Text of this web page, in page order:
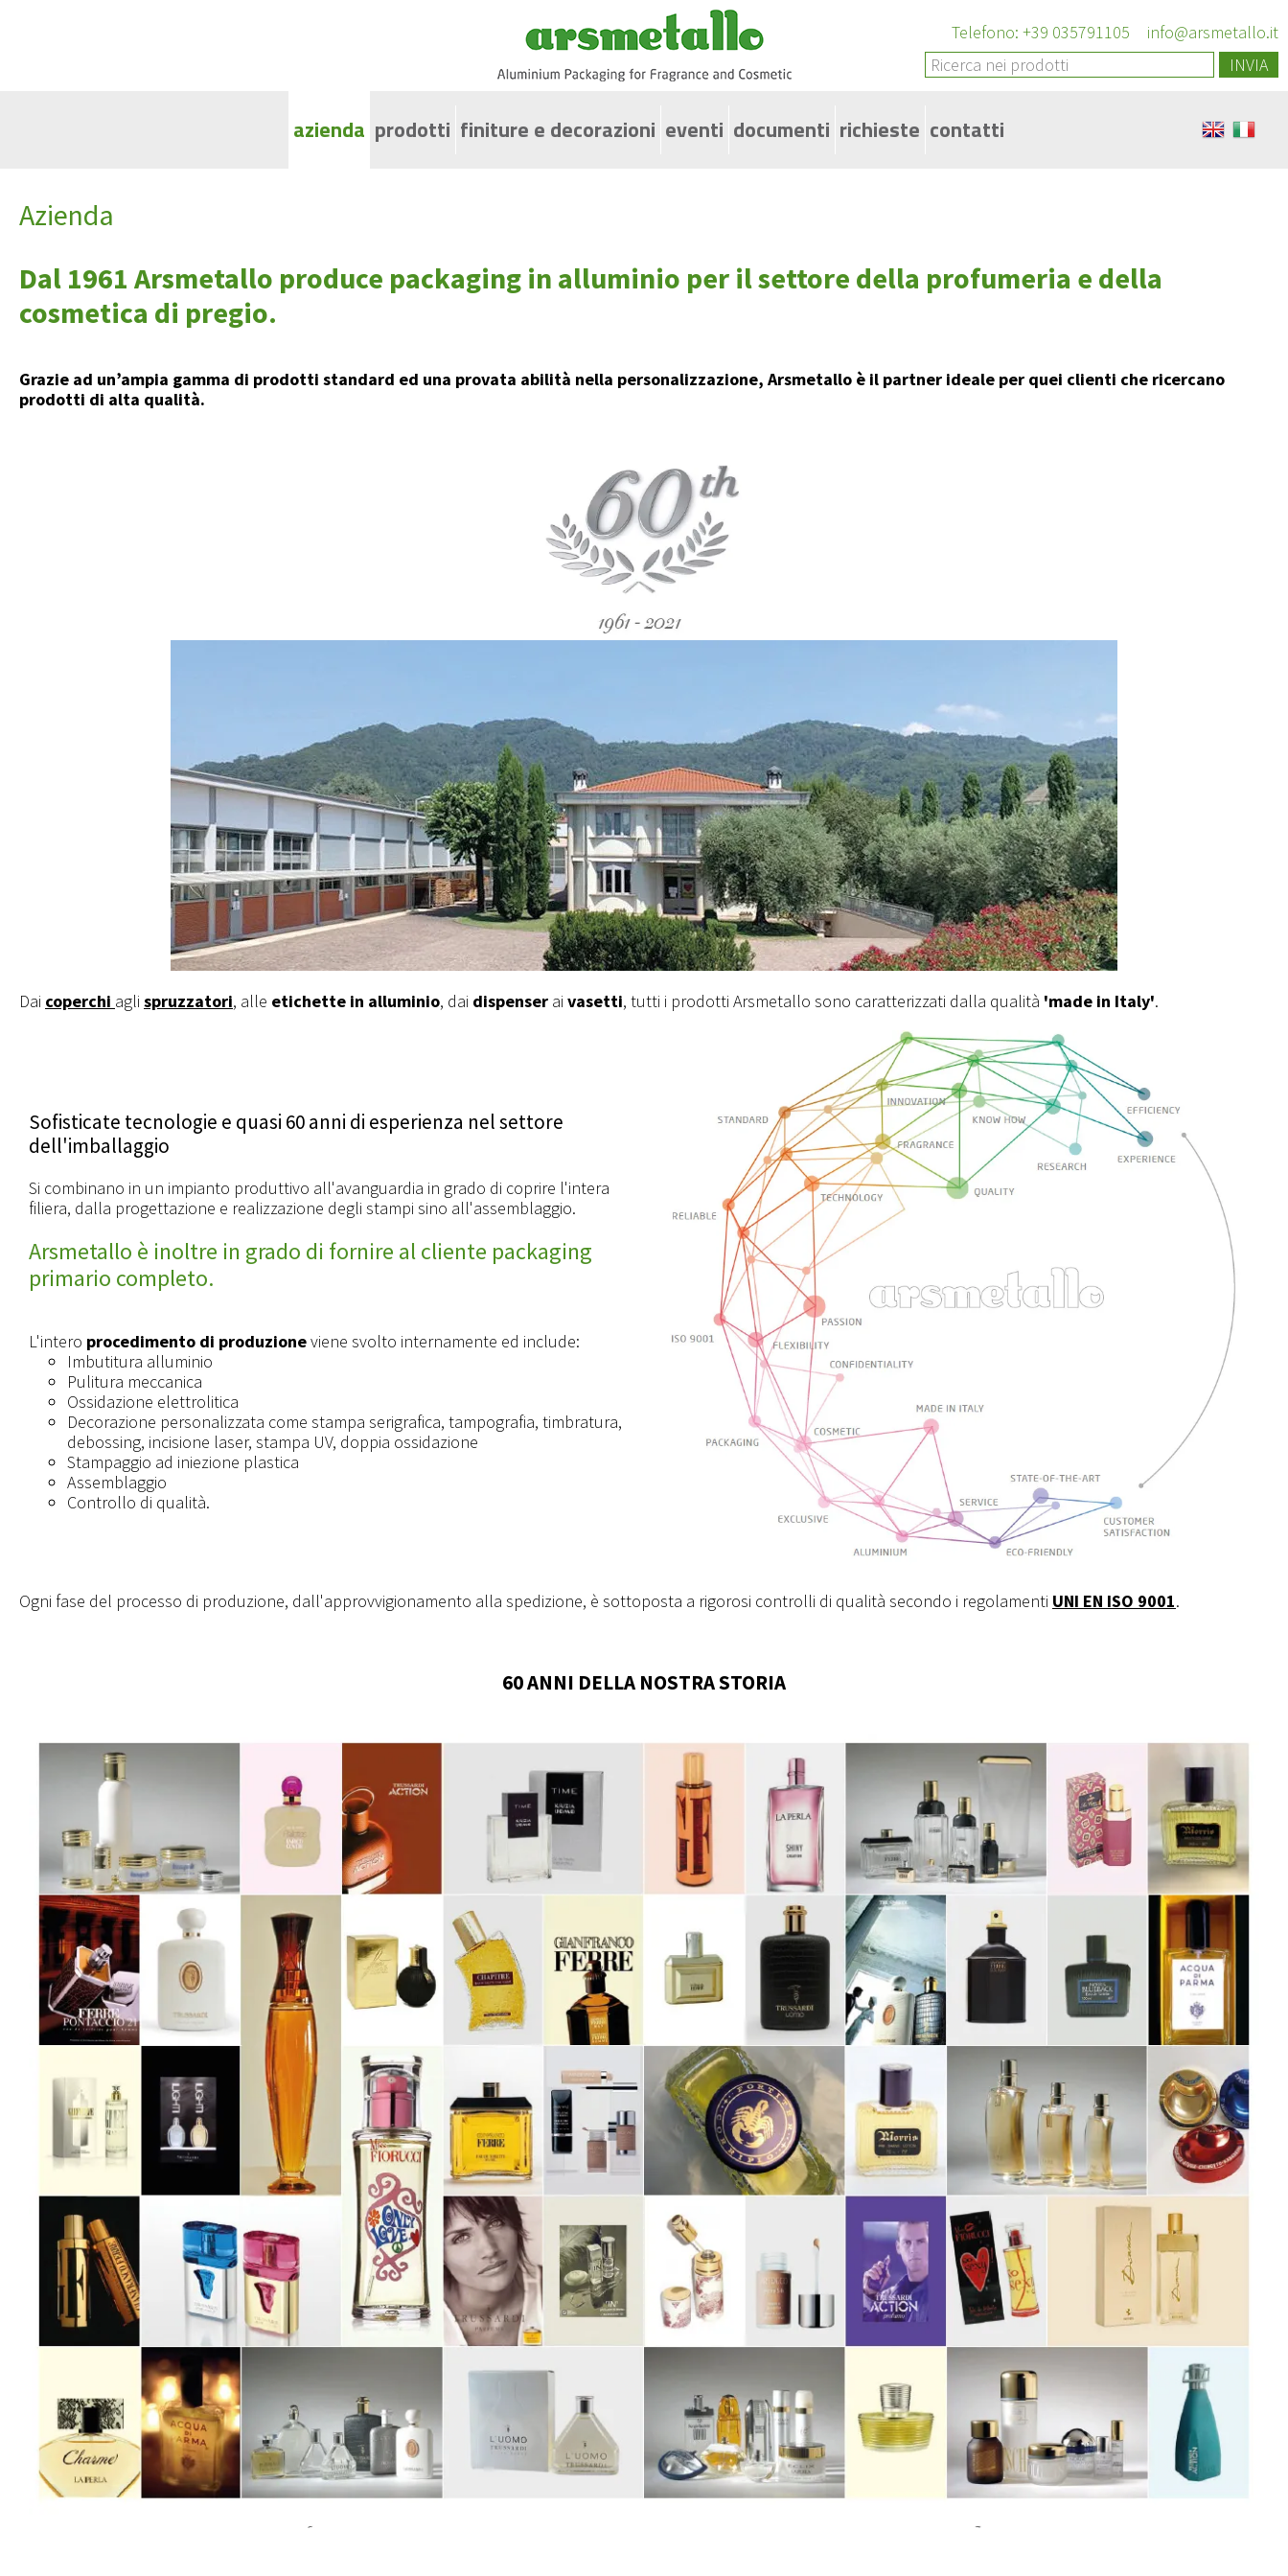
Telefono: +39 035791105
info@arsmetallo.it
INVIA
azienda prodotti
Vasetti in alluminio
Spruzzatori e vapo sac
Capsule in alluminio con spatola
Targhette in alluminio
finiture e decorazioni eventi documenti richieste contatti
Azienda
Dal 1961 Arsmetallo produce packaging in alluminio per il settore della profumeria e della
cosmetica di pregio.
Grazie ad un’ampia gamma di prodotti standard ed una provata abilità nella personalizzazione, Arsmetallo è il partner ideale per quei clienti che ricercano
prodotti di alta qualità.
Dai coperchi agli spruzzatori, alle etichette in alluminio, dai dispenser ai vasetti, tutti i prodotti Arsmetallo sono caratterizzati dalla qualità 'made in Italy'.
Sofisticate tecnologie e quasi 60 anni di esperienza nel settore
dell'imballaggio
Si combinano in un impianto produttivo all'avanguardia in grado di coprire l'intera
filiera, dalla progettazione e realizzazione degli stampi sino all'assemblaggio.
Arsmetallo è inoltre in grado di fornire al cliente packaging
primario completo.
L'intero procedimento di produzioneviene svolto internamente ed include:
Imbutitura alluminio
Pulitura meccanica
Ossidazione elettrolitica
Decorazione personalizzata come stampa serigrafica, tampografia, timbratura,
debossing, incisione laser, stampa UV, doppia ossidazione
Stampaggio ad iniezione plastica
Assemblaggio
Controllo di qualità.
Ogni fase del processo di produzione, dall'approvvigionamento alla spedizione, è sottoposta a rigorosi controlli di qualità secondo i regolamenti UNI EN ISO 9001.
60 ANNI DELLA NOSTRA STORIA